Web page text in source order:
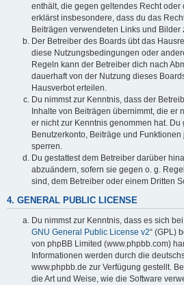
enthält, die gegen geltendes Recht oder
erklärst insbesondere, dass du das
Beiträgen verwendeten Links und Bilder
Der Betreiber des Boards übt das
diese Nutzungsbedingungen oder
Regeln kann der Betreiber dich nach
dauerhaft von der Nutzung dieses
Hausverbot erteilen.
Du nimmst zur Kenntnis, dass der
Inhalte von Beiträgen übernimmt, die er
er nicht zur Kenntnis genommen hat. Du
Benutzerkonto, Beiträge und
sperren.
Du gestattest dem Betreiber darüber
abzuändern, sofern sie gegen o. g.
sind, dem Betreiber oder einem Dritten
4. GENERAL PUBLIC LICENSE
Du nimmst zur Kenntnis, dass es sich
GNU General Public License v2“ (GPL)
von phpBB Limited (www.phpbb.com)
Informationen werden durch die
www.phpbb.de zur Verfügung gestellt.
die Art und Weise, wie die Software